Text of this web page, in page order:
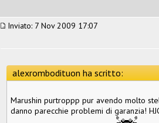
Inviato: 7 Nov 2009 17:07
alexrombodituon ha scritto:
Marushin purtroppp pur avendo molto
danno parecchie problemi di garanzia!